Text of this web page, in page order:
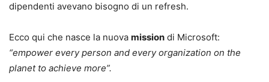
dipendenti avevano bisogno di un refresh.
Ecco qui che nasce la nuova mission di Microsoft:
“empower every person and every organization on the
planet to achieve more”.